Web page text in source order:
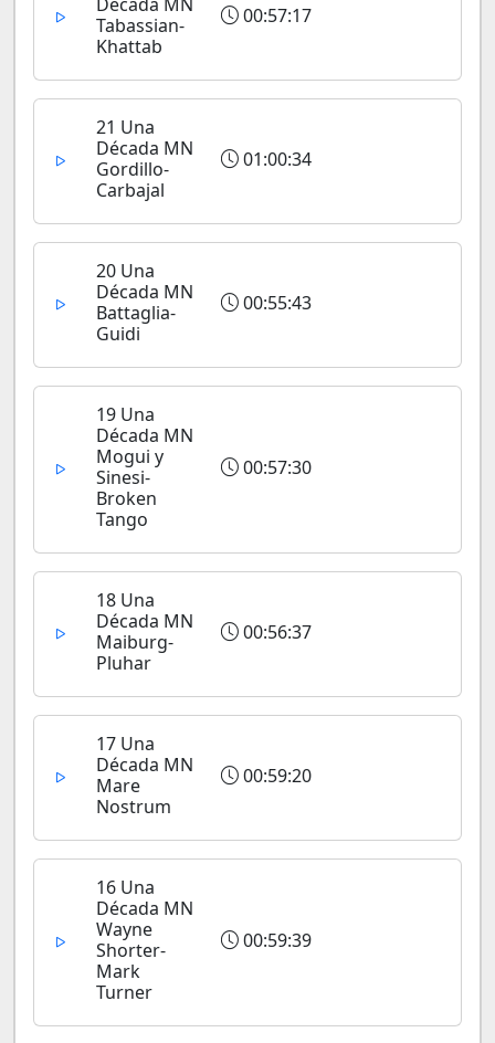
Tabassian-
Khattab
00:57:17
21 Una
Década MN
Gordillo-
Carbajal
01:00:34
20 Una
Década MN
Battaglia-
Guidi
00:55:43
19 Una
Década MN
Mogui y
Sinesi-
Broken
Tango
00:57:30
18 Una
Década MN
Maiburg-
Pluhar
00:56:37
17 Una
Década MN
Mare
Nostrum
00:59:20
16 Una
Década MN
Wayne
Shorter-
Mark
Turner
00:59:39